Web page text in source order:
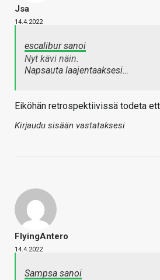
Jsa
14.4.2022
escalibur sanoi
Nyt kävi näin.
Napsauta laajentaaksesi…
Eiköhän retrospektiivissä todeta
Kirjaudu sisään vastataksesi
FlyingAntero
14.4.2022
Sampsa sanoi